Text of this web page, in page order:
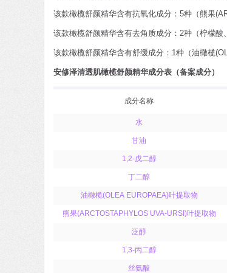
该款橄榄舒颜精华含有抗氧化成分：5种（熊果
该款橄榄舒颜精华含有去角质成分：2种（柠檬酸
该款橄榄舒颜精华含有舒缓成分：1种（油橄榄
安修泽清透肌橄榄舒颜精华成分表（备案成分）
成分名称
水
甘油
1,2-戊二醇
丁二醇
油橄榄(OLEA EUROPAEA)叶提取物
熊果(ARCTOSTAPHYLOS UVA-URSI)叶提取物
泛醇
1,3-丙二醇
丝氨酸